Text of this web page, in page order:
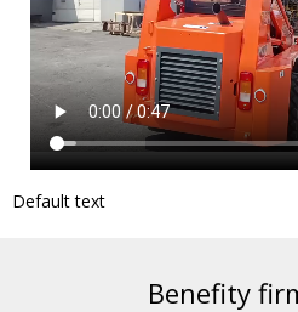
Default text
Benefity